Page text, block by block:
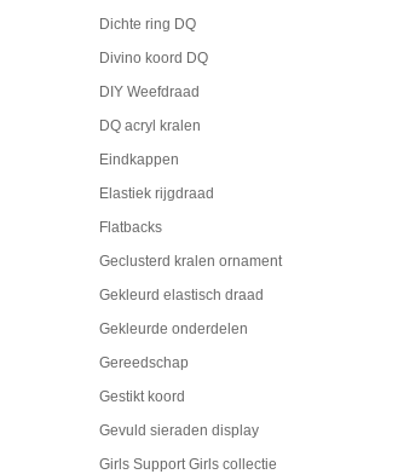
Dichte ring DQ
Divino koord DQ
DIY Weefdraad
DQ acryl kralen
Eindkappen
Elastiek rijgdraad
Flatbacks
Geclusterd kralen ornament
Gekleurd elastisch draad
Gekleurde onderdelen
Gereedschap
Gestikt koord
Gevuld sieraden display
Girls Support Girls collectie